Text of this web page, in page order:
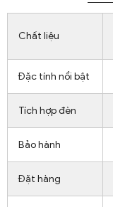
Chất liệu
Đặc tính nổi bật
Tích hợp đèn
Bảo hành
Đặt hàng